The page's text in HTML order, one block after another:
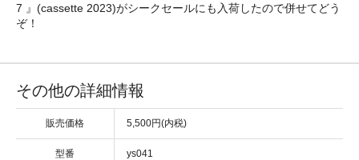
7 』(cassette 2023)がシークセールにも入荷したので併せてどう
ぞ！
その他の詳細情報
販売価格 5,500円(内税)
型番 ys041